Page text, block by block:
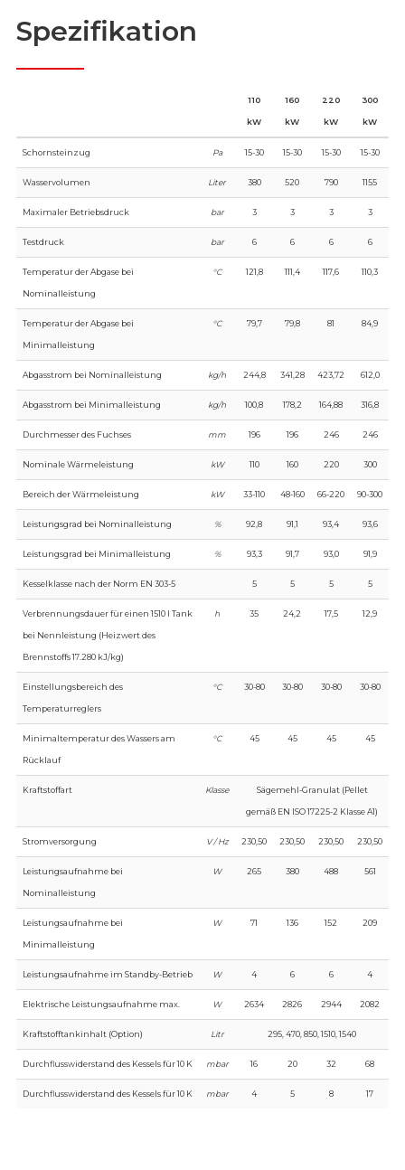
Spezifikation
110
kW
160
kW
220
kW
300
kW
Schornsteinzug Pa 15-30 15-30 15-30 15-30
Wasservolumen Liter 380 520 790 1155
Maximaler Betriebsdruck bar 3 3 3 3
Testdruck bar 6 6 6 6
Temperatur der Abgase bei
Nominalleistung
°C 121,8 111,4 117,6 110,3
Temperatur der Abgase bei
Minimalleistung
°C 79,7 79,8 81 84,9
Abgasstrom bei Nominalleistung kg/h 244,8 341,28 423,72 612,0
Abgasstrom bei Minimalleistung kg/h 100,8 178,2 164,88 316,8
Durchmesser des Fuchses mm 196 196 246 246
Nominale Wärmeleistung kW 110 160 220 300
Bereich der Wärmeleistung kW 33-110 48-160 66-220 90-300
Leistungsgrad bei Nominalleistung % 92,8 91,1 93,4 93,6
Leistungsgrad bei Minimalleistung % 93,3 91,7 93,0 91,9
Kesselklasse nach der Norm EN 303-5 5 5 5 5
Verbrennungsdauer für einen 1510 l Tank
bei Nennleistung (Heizwert des
Brennstoffs 17.280 kJ/kg)
h 35 24,2 17,5 12,9
Einstellungsbereich des
Temperaturreglers
°C 30-80 30-80 30-80 30-80
Minimaltemperatur des Wassers am
Rücklauf
°C 45 45 45 45
Kraftstoffart Klasse Sägemehl-Granulat (Pellet
gemäß EN ISO 17225-2 Klasse A1)
Stromversorgung V / Hz 230,50 230,50 230,50 230,50
Leistungsaufnahme bei
Nominalleistung
W 265 380 488 561
Leistungsaufnahme bei
Minimalleistung
W 71 136 152 209
Leistungsaufnahme im Standby-Betrieb W 4 6 6 4
Elektrische Leistungsaufnahme max. W 2634 2826 2944 2082
Kraftstofftankinhalt (Option) Litr 295, 470, 850, 1510, 1540
Durchflusswiderstand des Kessels für 10 K mbar 16 20 32 68
Durchflusswiderstand des Kessels für 10 K mbar 4 5 8 17